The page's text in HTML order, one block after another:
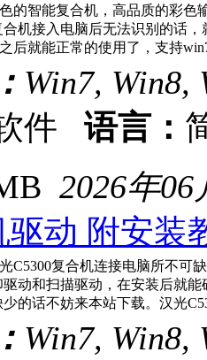
的智能复合机，高品质的彩色
机接入电脑后无法识别的话
后就能正常的使用了，支持
Win7, Win8,
件 语言：
2026年06
驱动 附安装
C5300复合机连接电脑所不可
动和扫描驱动，在安装后就
的话不妨来本站下载。汉光
Win7, Win8,